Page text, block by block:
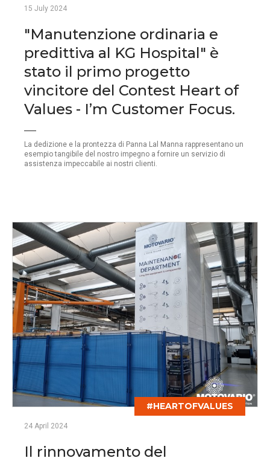
15 July 2024
"Manutenzione ordinaria e
predittiva al KG Hospital" è
stato il primo progetto
vincitore del Contest Heart of
Values - I’m Customer Focus.
La dedizione e la prontezza di Panna Lal Manna rappresentano un
esempio tangibile del nostro impegno a fornire un servizio di
assistenza impeccabile ai nostri clienti.
#HEARTOFVALUES
24 April 2024
Il rinnovamento del